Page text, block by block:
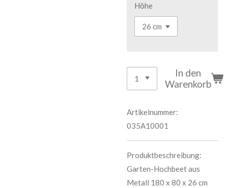
Höhe
In den
Warenkorb
Artikelnummer:
035A10001
Produktbeschreibung:
Garten-Hochbeet aus
Metall 180 x 80 x 26 cm